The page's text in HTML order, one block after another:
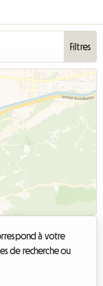
Filtres
à votre
de recherche ou